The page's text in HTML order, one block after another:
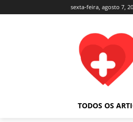
sexta-feira, agosto 7,
TODOS OS